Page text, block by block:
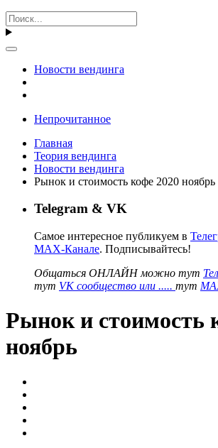
Новости вендинга
Непрочитанное
Главная
Теория вендинга
Новости вендинга
Рынок и стоимость кофе 2020 ноябрь
Telegram & VK
Самое интересное публикуем в
MAX-Канале. Подписывайтесь!
Общаться ОНЛАЙН можно тут
тут VK сообщество или ..... тут
Рынок и стоимость
ноябрь